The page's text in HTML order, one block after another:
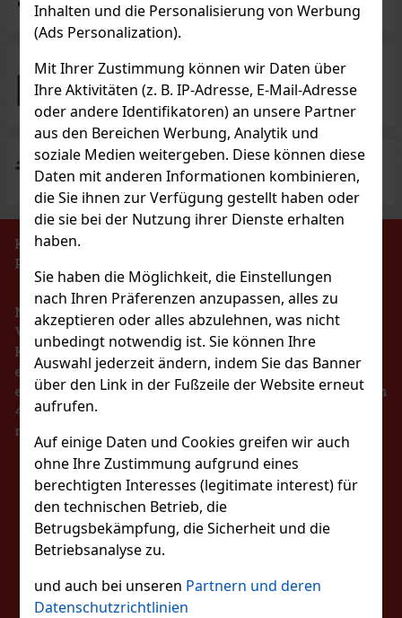
Inhalten und die Personalisierung von Werbung
(Ads Personalization).
Mit Ihrer Zustimmung können wir Daten über
Ihre Aktivitäten (z. B. IP-Adresse, E-Mail-Adresse
oder andere Identifikatoren) an unsere Partner
aus den Bereichen Werbung, Analytik und
soziale Medien weitergeben. Diese können diese
Daten mit anderen Informationen kombinieren,
die Sie ihnen zur Verfügung gestellt haben oder
die sie bei der Nutzung ihrer Dienste erhalten
haben.
Sie haben die Möglichkeit, die Einstellungen
nach Ihren Präferenzen anzupassen, alles zu
akzeptieren oder alles abzulehnen, was nicht
unbedingt notwendig ist. Sie können Ihre
Auswahl jederzeit ändern, indem Sie das Banner
über den Link in der Fußzeile der Website erneut
aufrufen.
Auf einige Daten und Cookies greifen wir auch
ohne Ihre Zustimmung aufgrund eines
berechtigten Interesses (legitimate interest) für
den technischen Betrieb, die
Betrugsbekämpfung, die Sicherheit und die
Betriebsanalyse zu.
und auch bei unseren Partnern und deren
Datenschutzrichtlinien
100% Ware auf Lagerzum sofortigen Versand
Kostenloser Versandfür Einkäufe über EUR 300
KEIN VERKAUF VON TABAKERZEUGNISSEN AN
PERSONEN UNTER 18 JAHREN!!!
Nach dem Gesetz über die Registrierung von
Verkäufen ist der Verkäufer verpflichtet, dem
Käufer eine Quittung auszustellen. Gleichzeitig ist
er verpflichtet, die erhaltenen Einnahmen im Falle
eines technischen Ausfalls spätestens innerhalb von
48 Stunden online beim Steuerverwalter zu
registrieren.
BLEIBEN SIE MIT
UNS IN KONTAKT
FOLGEN SIE UNS